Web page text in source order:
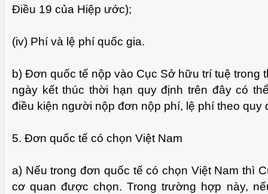
Điều 19 của Hiệp ước);
(iv) Phí và lệ phí quốc gia.
b) Đơn quốc tế nộp vào Cục Sở hữu trí tuệ trong
ngày kết thúc thời hạn quy định trên đây có
điều kiện người nộp đơn nộp phí, lệ phí theo quy
5. Đơn quốc tế có chọn Việt Nam
a) Nếu trong đơn quốc tế có chọn Việt Nam thì
cơ quan được chọn. Trong trường hợp này,